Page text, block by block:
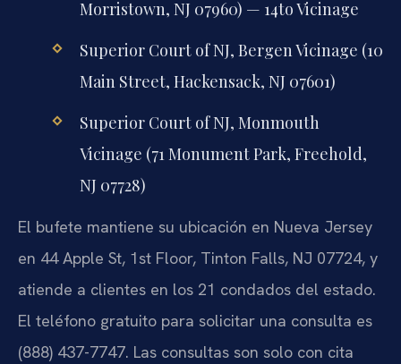
Morristown, NJ 07960) — 14to Vicinage
Superior Court of NJ, Bergen Vicinage (10
Main Street, Hackensack, NJ 07601)
Superior Court of NJ, Monmouth
Vicinage (71 Monument Park, Freehold,
NJ 07728)
El bufete mantiene su ubicación en Nueva Jersey
en 44 Apple St, 1st Floor, Tinton Falls, NJ 07724, y
atiende a clientes en los 21 condados del estado.
El teléfono gratuito para solicitar una consulta es
(888) 437-7747. Las consultas son solo con cita